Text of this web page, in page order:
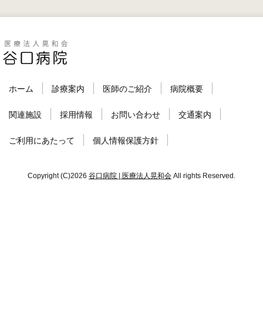
ホーム 診療案内 医師のご紹介 病院概要
関連施設 採用情報 お問い合わせ 交通案内
ご利用にあたって 個人情報保護方針
Copyright (C)2026 谷口病院 | 医療法人晃和会 All rights Reserved.